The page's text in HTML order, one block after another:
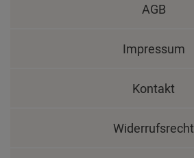
AGB
Impressum
Kontakt
Widerrufsrecht